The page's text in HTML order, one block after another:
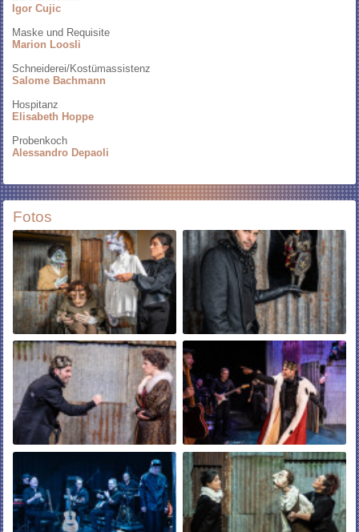
Igor Cujic
Maske und Requisite
Marion Loosli
Schneiderei/Kostümassistenz
Salome Bachmann
Hospitanz
Elisabeth Hoppe
Probenkoch
Alessandro Depaoli
Fotos